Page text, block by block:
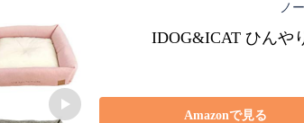
ノ
IDOG&ICAT ひんや
Amazonで見る